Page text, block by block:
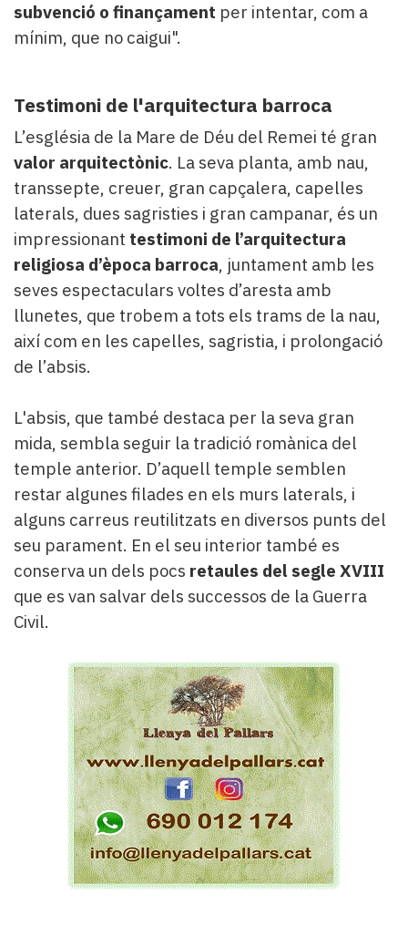
subvenció o finançament per intentar, com a
mínim, que no caigui".
Testimoni de l'arquitectura barroca
L’església de la Mare de Déu del Remei té gran
valor arquitectònic. La seva planta, amb nau,
transsepte, creuer, gran capçalera, capelles
laterals, dues sagristies i gran campanar, és un
impressionant testimoni de l’arquitectura
religiosa d’època barroca, juntament amb les
seves espectaculars voltes d’aresta amb
llunetes, que trobem a tots els trams de la nau,
així com en les capelles, sagristia, i prolongació
de l’absis.
L'absis, que també destaca per la seva gran
mida, sembla seguir la tradició romànica del
temple anterior. D’aquell temple semblen
restar algunes filades en els murs laterals, i
alguns carreus reutilitzats en diversos punts del
seu parament. En el seu interior també es
conserva un dels pocs retaules del segle XVIII
que es van salvar dels successos de la Guerra
Civil.